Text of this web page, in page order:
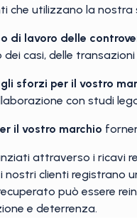
che utilizzano la nostra
di lavoro delle
casi, delle
sforzi per il vostro
con studi
il vostro marchio
attraverso i ricavi
i nostri clienti
può essere
e deterrenza.